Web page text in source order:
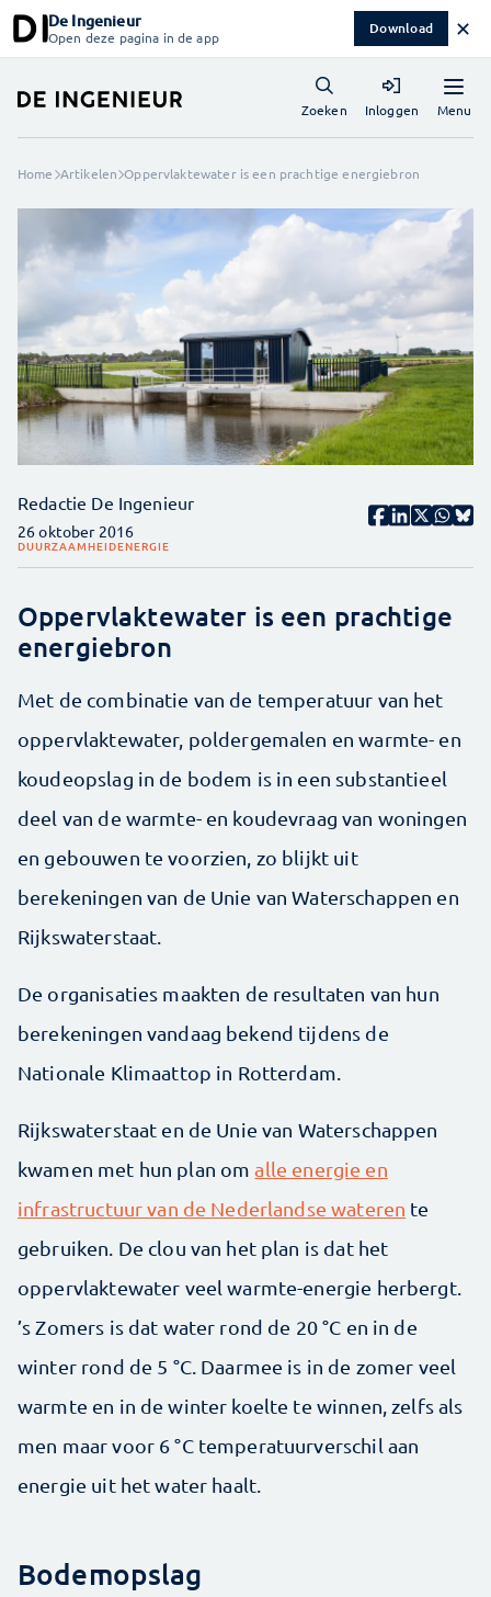
De Ingenieur
Open deze pagina in de app Download ✕
Menu
Zoeken Inloggen
Home Artikelen Oppervlaktewater is een prachtige energiebron
Redactie De Ingenieur
26 oktober 2016
DUURZAAMHEIDENERGIE
Oppervlaktewater is een prachtige
energiebron
Met de combinatie van de temperatuur van het
oppervlaktewater, poldergemalen en warmte- en
koudeopslag in de bodem is in een substantieel
deel van de warmte- en koudevraag van woningen
en gebouwen te voorzien, zo blijkt uit
berekeningen van de Unie van Waterschappen en
Rijkswaterstaat.
De organisaties maakten de resultaten van hun
berekeningen vandaag bekend tijdens de
Nationale Klimaattop in Rotterdam.
Rijkswaterstaat en de Unie van Waterschappen
kwamen met hun plan omalle energie en
infrastructuur van de Nederlandse wateren te
gebruiken. De clou van het plan is dat het
oppervlaktewater veel warmte-energie herbergt.
’s Zomers is dat water rond de 20 °C en in de
winter rond de 5 °C. Daarmee is in de zomer veel
warmte en in de winter koelte te winnen, zelfs als
men maar voor 6 °C temperatuurverschil aan
energie uit het water haalt.
Bodemopslag